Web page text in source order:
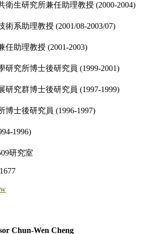
衛生研究所兼任助理教授 (2000-2004)
術系助理教授 (2001/08-2003/07)
任助理教授 (2001-2003)
研究所博士後研究員 (1999-2001)
研究群博士後研究員 (1997-1999)
博士後研究員 (1996-1997)
1996)
研究室
Chun-Wen Cheng